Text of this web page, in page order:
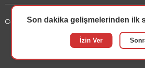
Etkinlik
Dersler
optisyeninsesi.com e-bültenine abone
haber, duyuru ve kampanya içerikli e-
gönderilmesini kabul etmiş olursunuz.
Copyright © 2025 OptisyeninSesi Tüm
Son dakika gelişmelerinden ilk
İzin Ver